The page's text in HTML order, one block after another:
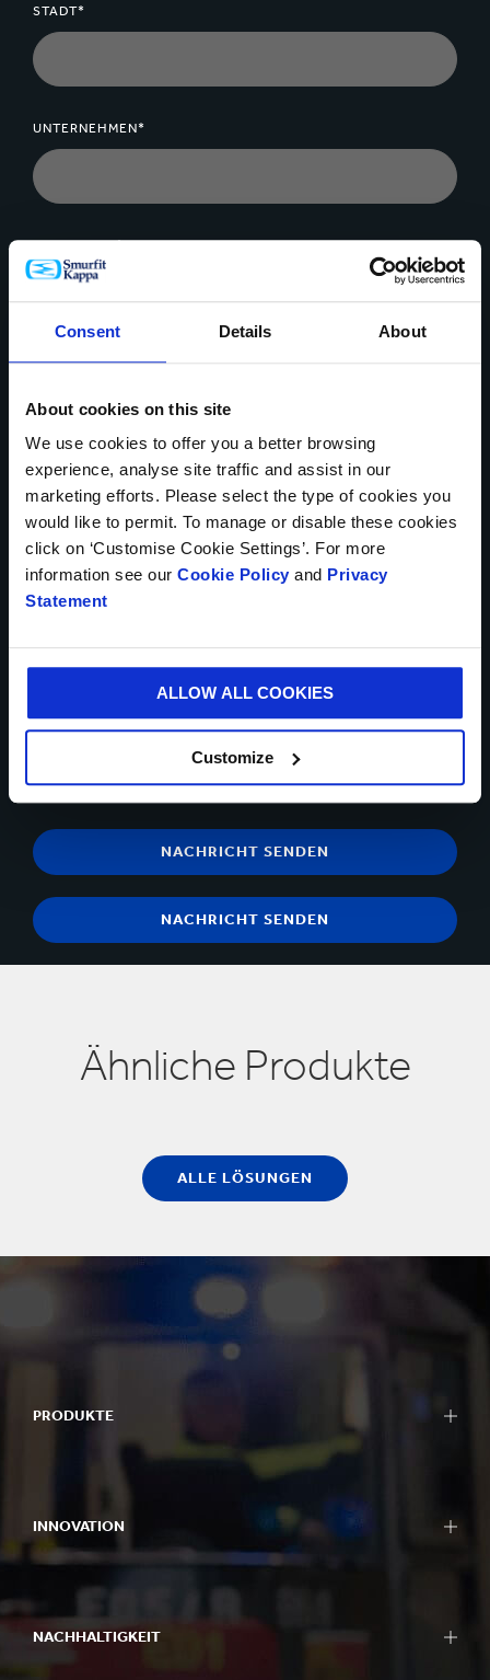
Consent Details About
About cookies on this site
We use cookies to offer you a better browsing
experience, analyse site traffic and assist in our
marketing efforts. Please select the type of cookies you
would like to permit. To manage or disable these cookies
click on ‘Customise Cookie Settings’. For more
information see our Cookie Policy and Privacy
Statement
ALLOW ALL COOKIES
Customize
STADT*
UNTERNEHMEN*
NACHRICHT*
Daten Upload
Bis zu 5Dateien können hochgeladen werden. Maximal (5MB)
pro Datei
Ja, ich möchte Updates von Smurfit Kappa erhalten und
Sie können sich jederzeit über den Abmeldelink in der
Recht, der Verarbeitung Ihrer personenbezogenen Daten zu
Direktmarketingzwecken zu widersprechen,
uns wenden
Ähnliche Produkte
ALLE LÖSUNGEN
PRODUKTE
INNOVATION
NACHHALTIGKEIT